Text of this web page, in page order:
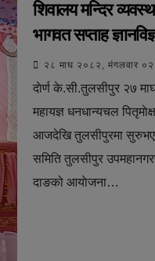
शिवालय मन्दिर
भागवत सप्ताह
तथा शालग्राम
२८ माघ २०८२, मंगलवार
दाेर्ण के.सी.तुलसीपुर २७
महायज्ञ धनधान्यचल
आजदेखि तुलसीपुरमा
समिति तुलसीपुर
दाङको आयाेजना…